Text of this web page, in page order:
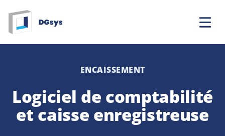
contenu
ENCAISSEMENT
Logiciel de comptabilité
et caisse enregistreuse